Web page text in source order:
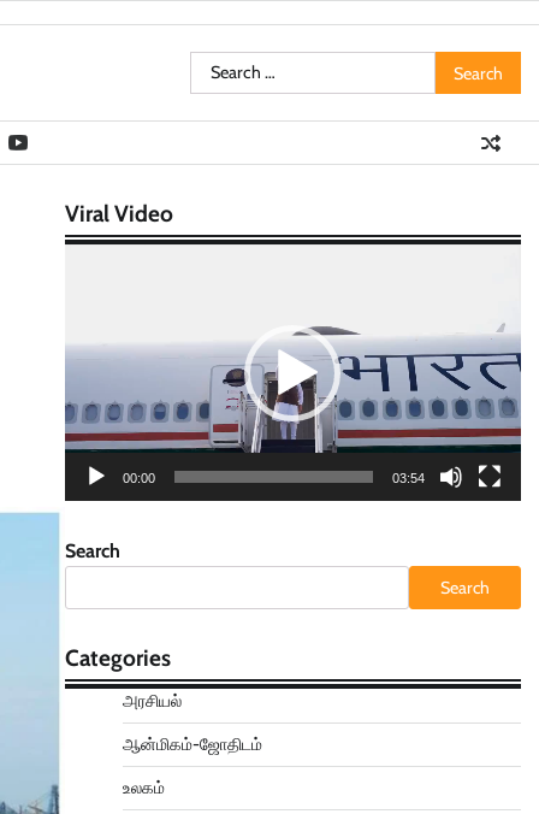
Search
for:
Viral Video
00:00 03:54
Search
Search
Categories
அரசியல்
ஆன்மிகம்-ஜோதிடம்
உலகம்